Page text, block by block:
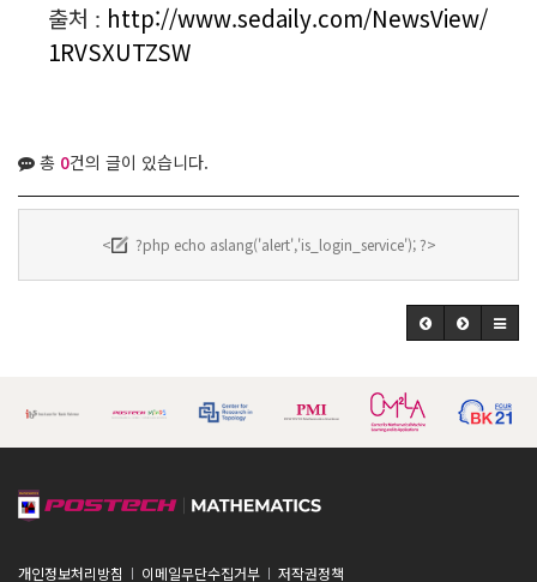
출처 : http://www.sedaily.com/NewsView/
1RVSXUTZSW
총 0건의 글이 있습니다.
< ?php echo aslang('alert','is_login_service'); ?>
개인정보처리방침 이메일무단수집거부 저작권정책